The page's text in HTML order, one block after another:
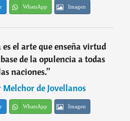
WhatsApp Imagen
el arte que enseña virtud
de la opulencia a todas
naciones.”
Melchor de Jovellanos
WhatsApp Imagen